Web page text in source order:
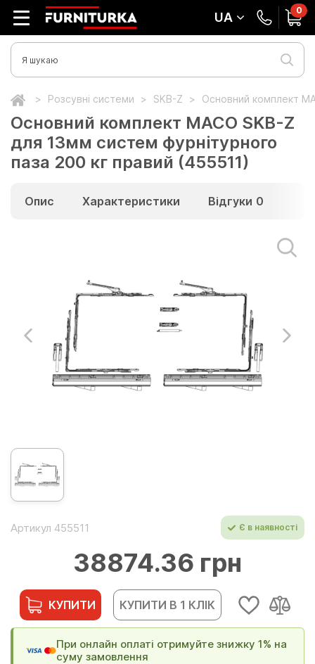
UA 0
Розсувні системи SKB-Z Основний комплект
Основний комплект МАСО SKB-Z
для 13мм систем фурнітурного
паза 200 кг правий (455511)
Опис Характеристики Відгуки 0
Артикул 455511 Є в наявності
38874.36 грн
КУПИТИ КУПИТИ В 1 КЛІК
При онлайн оплаті отримуйте знижку 1% на
суму замовлення